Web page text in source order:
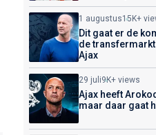
1 augustus15K+
Dit gaat er de
de
Ajax
29 juli9K+ views
Ajax heeft
maar daar gaat